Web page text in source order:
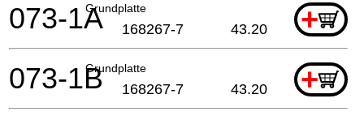
Grundplatte +
073-1A 168267-7 43.20
Grundplatte +
073-1B 168267-7 43.20